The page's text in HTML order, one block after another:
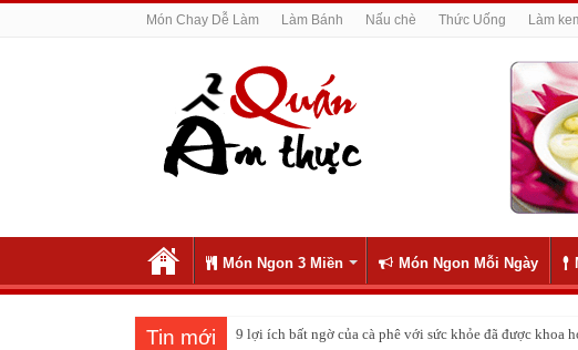
Món Chay Dễ Làm Làm Bánh Nấu chè Thức Uống Làm
Món Ngon 3 Miền Món Ngon Mỗi Ngày
Tin mới 9 lợi ích bất ngờ của cà phê với sức khỏe đã được khoa